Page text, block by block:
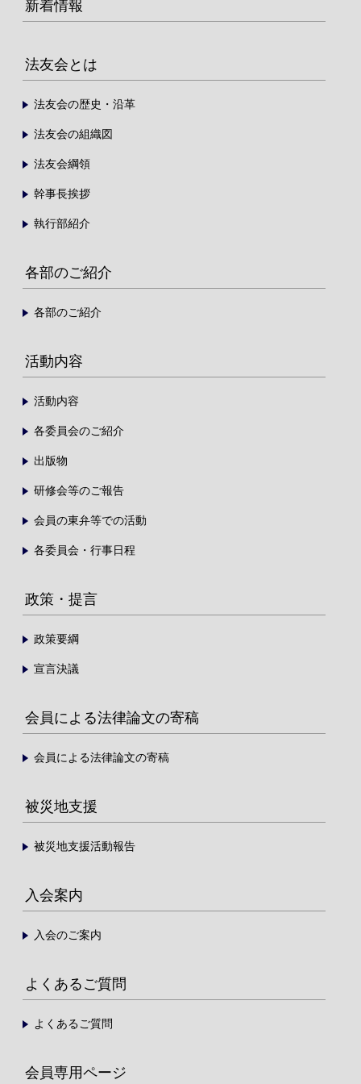
新着情報
法友会とは
法友会の歴史・沿革
法友会の組織図
法友会綱領
幹事長挨拶
執行部紹介
各部のご紹介
各部のご紹介
活動内容
活動内容
各委員会のご紹介
出版物
研修会等のご報告
会員の東弁等での活動
各委員会・行事日程
政策・提言
政策要綱
宣言決議
会員による法律論文の寄稿
会員による法律論文の寄稿
被災地支援
被災地支援活動報告
入会案内
入会のご案内
よくあるご質問
よくあるご質問
会員専用ページ